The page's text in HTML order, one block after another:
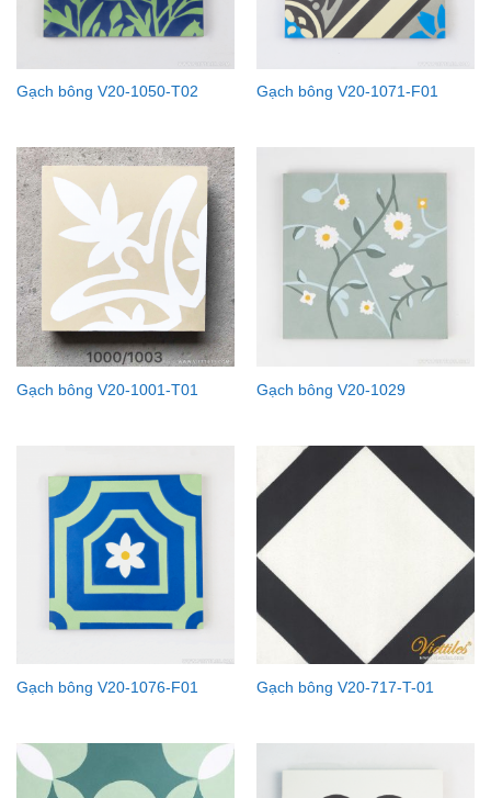
Gạch bông V20-1050-T02 Gạch bông V20-1071-F01
Gạch bông V20-1001-T01 Gạch bông V20-1029
Gạch bông V20-1076-F01 Gạch bông V20-717-T-01